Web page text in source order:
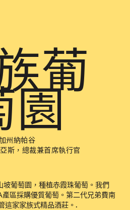
葡
園
州納帕谷
斯，總裁兼首席執行官
坡葡萄園，種植赤霞珠葡萄。我們
區採購優質葡萄。第二代兄弟費南
這家家族式精品酒莊。.